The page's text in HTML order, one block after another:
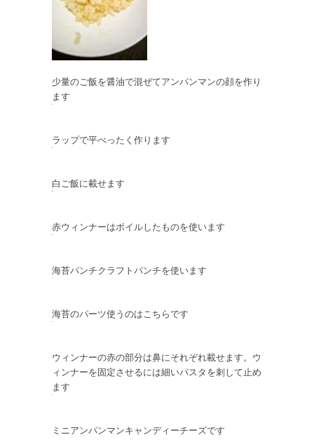
少量のご飯を醤油で混ぜてアンパンマンの顔を作り
ます
ラップで平べったく作ります
白ご飯に載せます
赤ウィンナーはボイルしたものを使います
海苔パンチクラフトパンチを使います
海苔のパーツ使うのはこちらです
ウィンナーの赤の部分は鼻にそれぞれ載せます。ウ
ィンナーを固定させるには細いパスタを刺して止め
ます
ミニアンパンマンキャンディーチーズです